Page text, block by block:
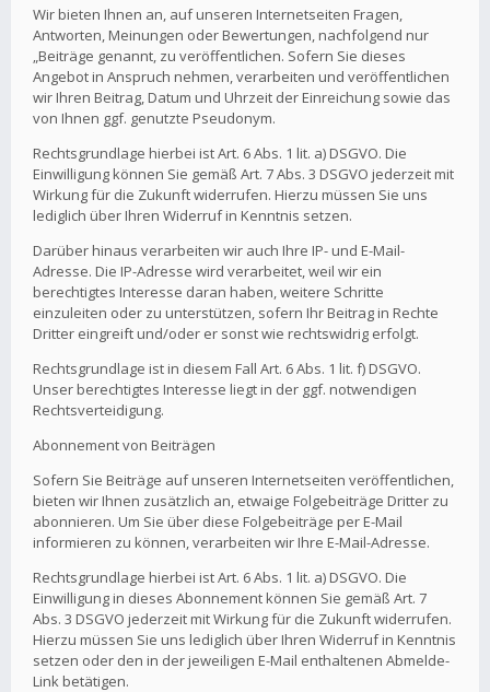
Wir bieten Ihnen an, auf unseren Internetseiten Fragen,
Antworten, Meinungen oder Bewertungen, nachfolgend nur
„Beiträge genannt, zu veröffentlichen. Sofern Sie dieses
Angebot in Anspruch nehmen, verarbeiten und veröffentlichen
wir Ihren Beitrag, Datum und Uhrzeit der Einreichung sowie das
von Ihnen ggf. genutzte Pseudonym.
Rechtsgrundlage hierbei ist Art. 6 Abs. 1 lit. a) DSGVO. Die
Einwilligung können Sie gemäß Art. 7 Abs. 3 DSGVO jederzeit mit
Wirkung für die Zukunft widerrufen. Hierzu müssen Sie uns
lediglich über Ihren Widerruf in Kenntnis setzen.
Darüber hinaus verarbeiten wir auch Ihre IP- und E-Mail-
Adresse. Die IP-Adresse wird verarbeitet, weil wir ein
berechtigtes Interesse daran haben, weitere Schritte
einzuleiten oder zu unterstützen, sofern Ihr Beitrag in Rechte
Dritter eingreift und/oder er sonst wie rechtswidrig erfolgt.
Rechtsgrundlage ist in diesem Fall Art. 6 Abs. 1 lit. f) DSGVO.
Unser berechtigtes Interesse liegt in der ggf. notwendigen
Rechtsverteidigung.
Abonnement von Beiträgen
Sofern Sie Beiträge auf unseren Internetseiten veröffentlichen,
bieten wir Ihnen zusätzlich an, etwaige Folgebeiträge Dritter zu
abonnieren. Um Sie über diese Folgebeiträge per E-Mail
informieren zu können, verarbeiten wir Ihre E-Mail-Adresse.
Rechtsgrundlage hierbei ist Art. 6 Abs. 1 lit. a) DSGVO. Die
Einwilligung in dieses Abonnement können Sie gemäß Art. 7
Abs. 3 DSGVO jederzeit mit Wirkung für die Zukunft widerrufen.
Hierzu müssen Sie uns lediglich über Ihren Widerruf in Kenntnis
setzen oder den in der jeweiligen E-Mail enthaltenen Abmelde-
Link betätigen.